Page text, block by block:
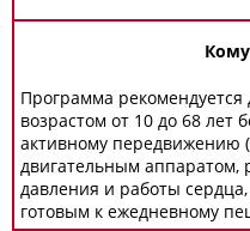
Программа
возрастом от 10 до 68 лет
активному передвижению
двигательным аппаратом,
давления и работы
готовым к ежедневному